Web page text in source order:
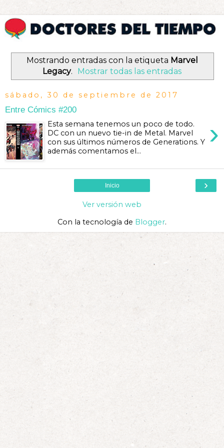
Mostrando entradas con la etiqueta Marvel
Legacy. Mostrar todas las entradas
sábado, 30 de septiembre de 2017
Entre Cómics #200
›
Esta semana tenemos un poco de todo.
DC con un nuevo tie-in de Metal. Marvel
con sus últimos números de Generations. Y
además comentamos el...
›
Inicio
Ver versión web
Con la tecnología de Blogger.